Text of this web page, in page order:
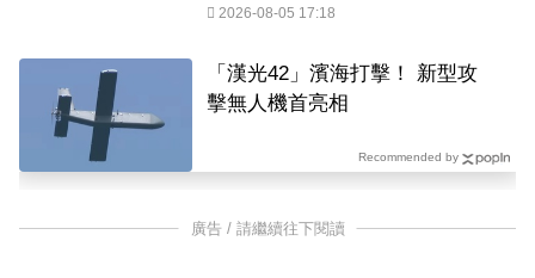
2026-08-05 17:18
「漢光42」濱海打擊！ 新型攻
擊無人機首亮相
Recommended by
廣告 / 請繼續往下閱讀